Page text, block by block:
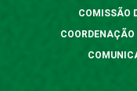
COMISSÃO